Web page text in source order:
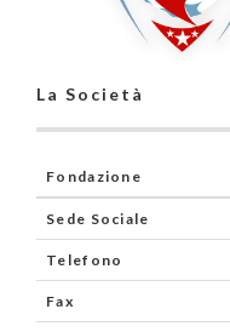
La Società
Fondazione
Sede Sociale
Telefono
Fax